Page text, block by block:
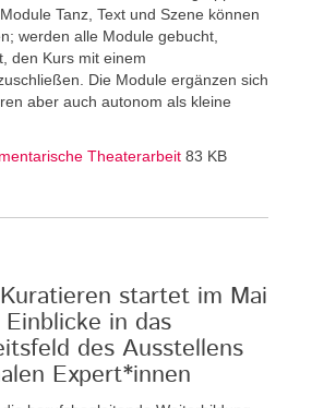
Tanz, Text und Szene können
werden alle Module gebucht,
den Kurs mit einem
Die Module ergänzen sich
aber auch autonom als kleine
Theaterarbeit 83 KB
startet im Mai
in das
des Ausstellens
Expert*innen